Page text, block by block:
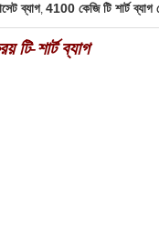
ব্যাগ, 4100 কেজি টি শার্ট ব্যাগ
টি-শার্ট ব্যাগ